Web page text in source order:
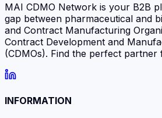
MAI CDMO Network is your B2B
gap between pharmaceutical and
and Contract Manufacturing
Contract Development and
(CDMOs). Find the perfect
INFORMATION